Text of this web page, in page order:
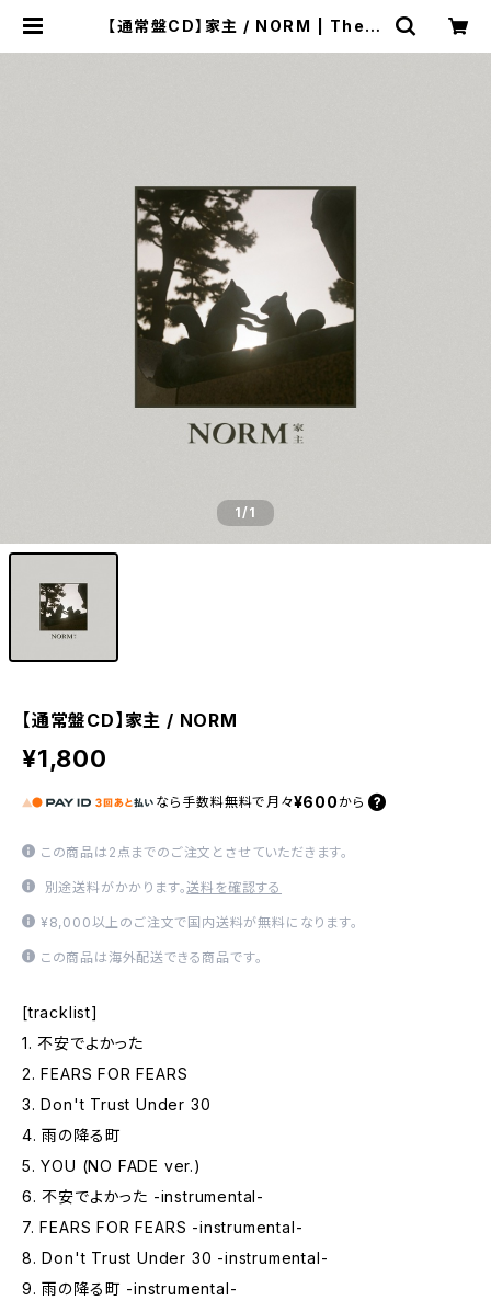
【通常盤CD】家主 / NORM | The D
1/1
【通常盤CD】家主 / NORM
¥1,800
なら 手数料無料で 月々¥600 から
この商品は2点までのご注文とさせていただきます。
別途送料がかかります。送料を確認する
¥8,000以上のご注文で国内送料が無料になります。
この商品は海外配送できる商品です。
[tracklist]
1. 不安でよかった
2. FEARS FOR FEARS
3. Don't Trust Under 30
4. 雨の降る町
5. YOU (NO FADE ver.)
6. 不安でよかった -instrumental-
7. FEARS FOR FEARS -instrumental-
8. Don't Trust Under 30 -instrumental-
9. 雨の降る町 -instrumental-